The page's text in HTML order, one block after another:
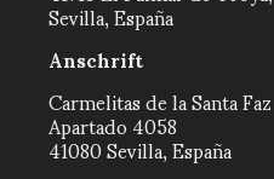
Sevilla, España
Anschrift
Carmelitas de la Santa Faz
Apartado 4058
41080 Sevilla, España